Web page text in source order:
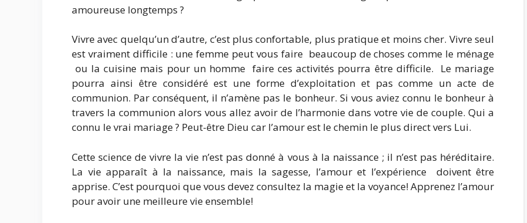
amoureuse longtemps ?
Vivre avec quelqu’un d’autre, c’est plus confortable, plus pratique et moins cher. Vivre seul
est vraiment difficile : une femme peut vous faire beaucoup de choses comme le ménage
ou la cuisine mais pour un homme faire ces activités pourra être difficile. Le mariage
pourra ainsi être considéré est une forme d’exploitation et pas comme un acte de
communion. Par conséquent, il n’amène pas le bonheur. Si vous aviez connu le bonheur à
travers la communion alors vous allez avoir de l’harmonie dans votre vie de couple. Qui a
connu le vrai mariage ? Peut-être Dieu car l’amour est le chemin le plus direct vers Lui.
Cette science de vivre la vie n’est pas donné à vous à la naissance ; il n’est pas héréditaire.
La vie apparaît à la naissance, mais la sagesse, l’amour et l’expérience doivent être
apprise. C’est pourquoi que vous devez consultez la magie et la voyance! Apprenez l’amour
pour avoir une meilleure vie ensemble!